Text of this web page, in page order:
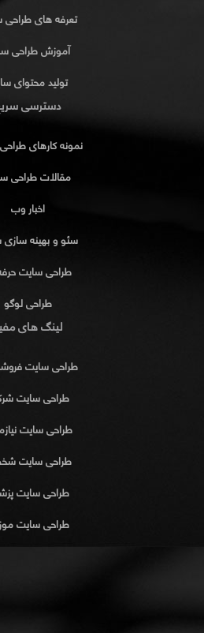
تعرفه های
آموزش طراحی
تولید محتوای
دسترسی
نمونه کارهای
مقالات طراحی
اخبار وب
سئو و بهینه
طراحی سایت
طراحی لوگو
لینگ های
طراحی سایت
طراحی سایت
طراحی سایت
طراحی سایت
طراحی سایت
طراحی سایت